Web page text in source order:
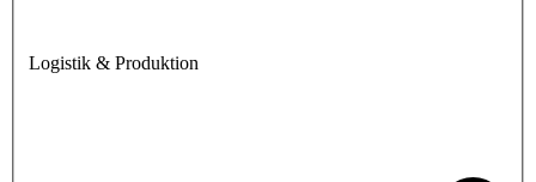
Logistik & Produktion